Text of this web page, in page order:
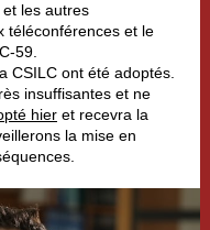
les autres
téléconférences et le
59.
CSILC ont été adoptés.
insuffisantes et ne
hier et recevra la
la mise en